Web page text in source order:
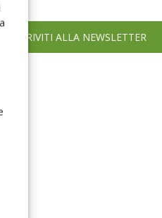
ISCRIVITI ALLA NEWSLETTER